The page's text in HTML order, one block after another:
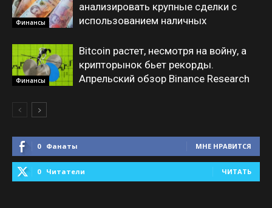
Финансы
анализировать крупные сделки с
использованием наличных
Финансы
Bitcoin растет, несмотря на войну, а
крипторынок бьет рекорды.
Апрельский обзор Binance Research
0 Фанаты МНЕ НРАВИТСЯ
0 Читатели ЧИТАТЬ